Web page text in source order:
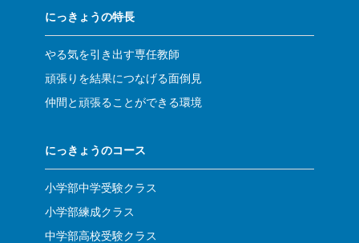
にっきょうの特長
やる気を引き出す専任教師
頑張りを結果につなげる面倒見
仲間と頑張ることができる環境
にっきょうのコース
小学部中学受験クラス
小学部練成クラス
中学部高校受験クラス